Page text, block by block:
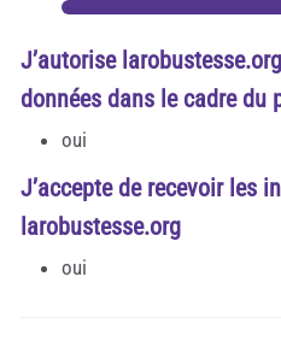
J’autorise
données dans le cadre du
oui
J’accepte de recevoir les
larobustesse.org
oui